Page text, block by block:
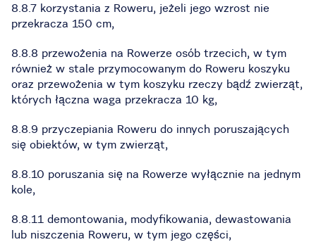
8.8.7 korzystania z Roweru, jeżeli jego wzrost nie
przekracza 150 cm,
8.8.8 przewożenia na Rowerze osób trzecich, w tym
również w stale przymocowanym do Roweru koszyku
oraz przewożenia w tym koszyku rzeczy bądź zwierząt,
których łączna waga przekracza 10 kg,
8.8.9 przyczepiania Roweru do innych poruszających
się obiektów, w tym zwierząt,
8.8.10 poruszania się na Rowerze wyłącznie na jednym
kole,
8.8.11 demontowania, modyfikowania, dewastowania
lub niszczenia Roweru, w tym jego części,